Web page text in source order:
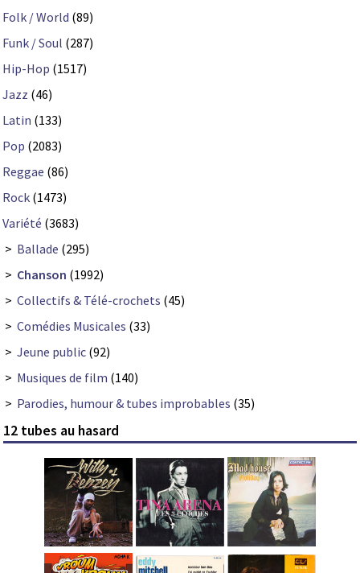
Folk / World (89)
Funk / Soul (287)
Hip-Hop (1517)
Jazz (46)
Latin (133)
Pop (2083)
Reggae (86)
Rock (1473)
Variété (3683)
> Ballade (295)
> Chanson (1992)
> Collectifs & Télé-crochets (45)
> Comédies Musicales (33)
> Jeune public (92)
> Musiques de film (140)
> Parodies, humour & tubes improbables (35)
12 tubes au hasard